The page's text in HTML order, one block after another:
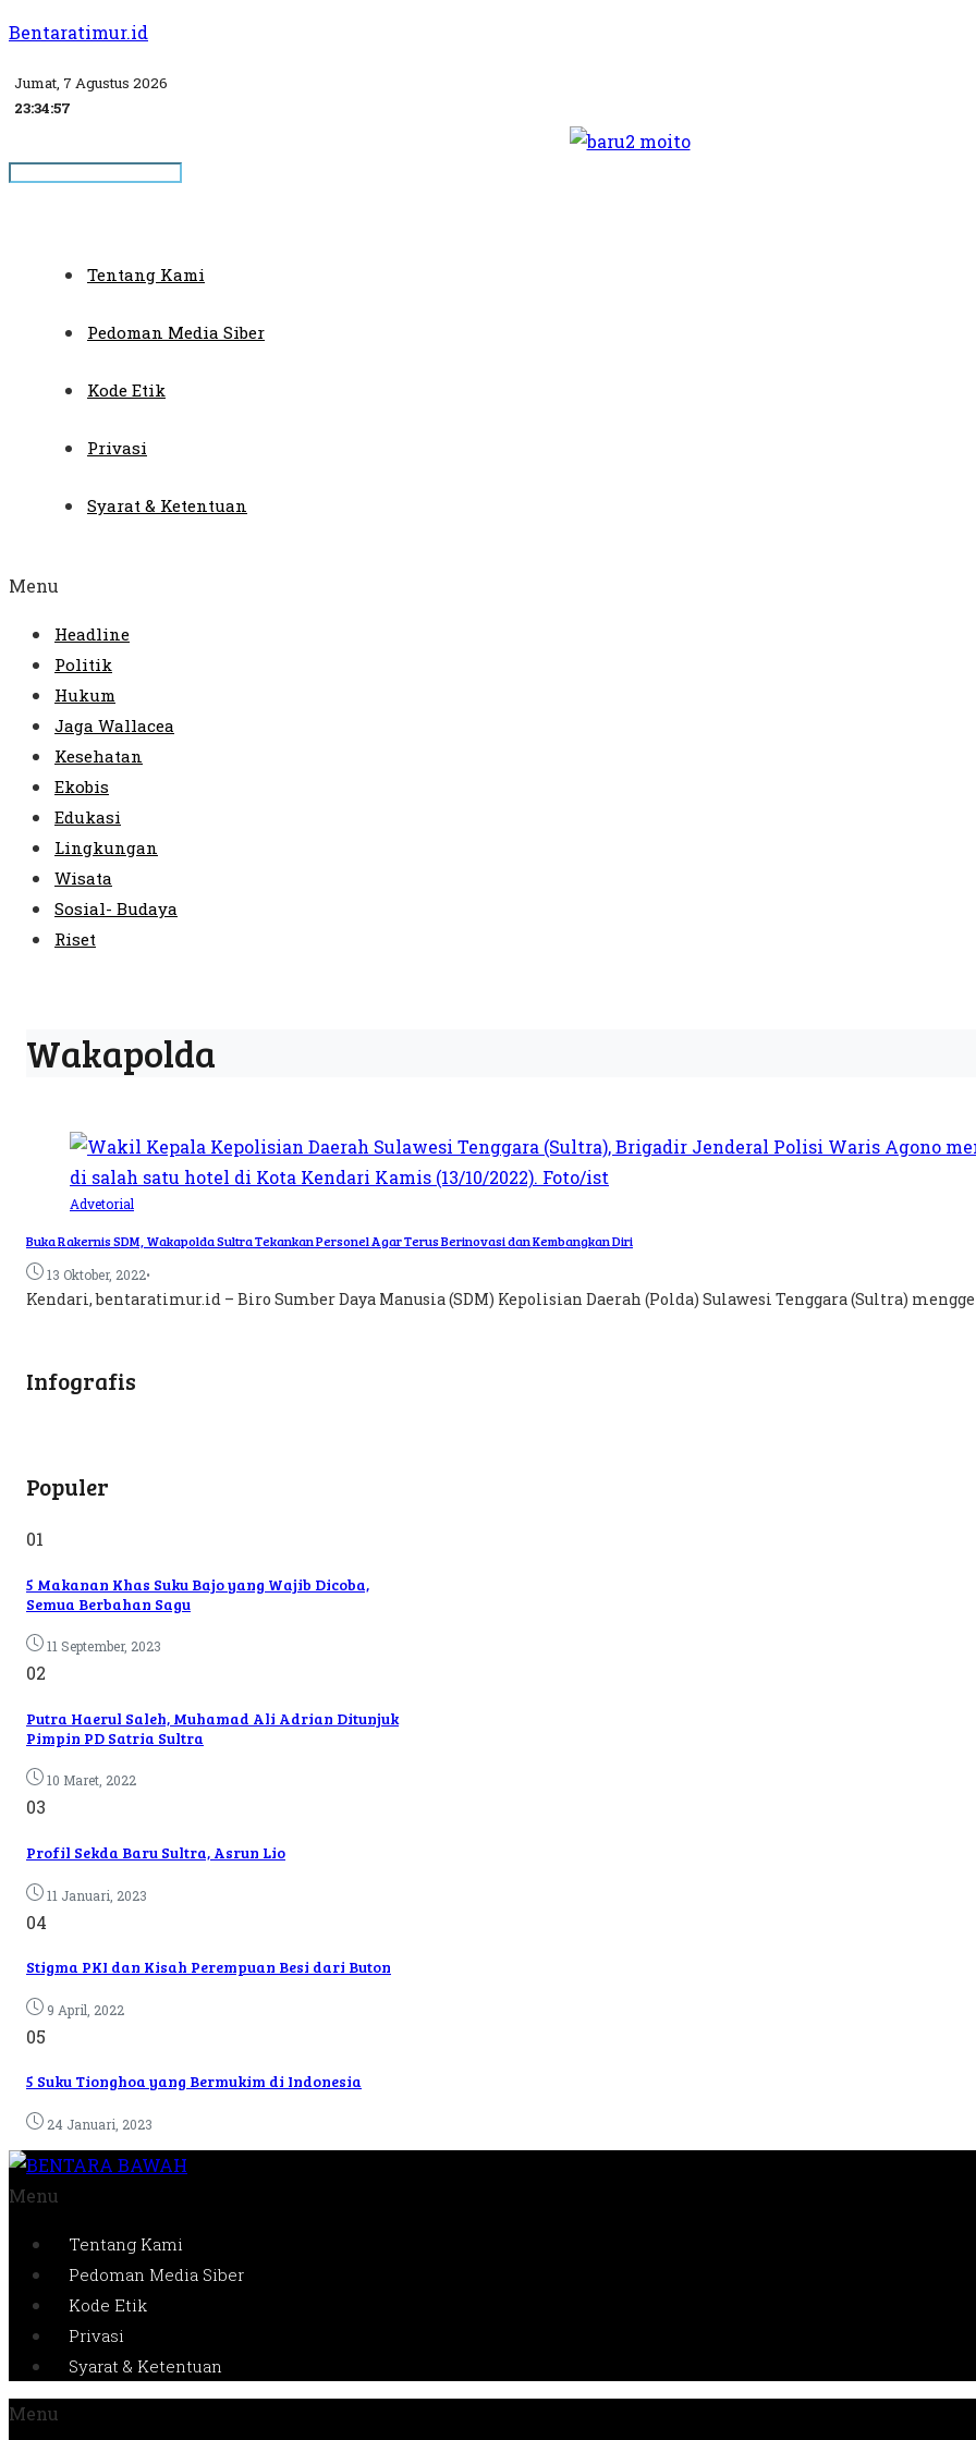
Bentaratimur.id
Jumat, 7 Agustus 2026
23:34:58
Tentang Kami
Pedoman Media Siber
Kode Etik
Privasi
Syarat & Ketentuan
Menu
Headline
Politik
Hukum
Jaga Wallacea
Kesehatan
Ekobis
Edukasi
Lingkungan
Wisata
Sosial- Budaya
Riset
Wakapolda
Advetorial
Buka Rakernis SDM, Wakapolda Sultra Tekankan Personel Agar Terus Berinovasi dan Kembangkan Diri
13 Oktober, 2022•
Kendari, bentaratimur.id – Biro Sumber Daya Manusia (SDM) Kepolisian Daerah (Polda) Sulawesi Tenggara (Sultra)
Infografis
Populer
01
5 Makanan Khas Suku Bajo yang Wajib Dicoba,
Semua Berbahan Sagu
11 September, 2023
02
Putra Haerul Saleh, Muhamad Ali Adrian Ditunjuk
Pimpin PD Satria Sultra
10 Maret, 2022
03
Profil Sekda Baru Sultra, Asrun Lio
11 Januari, 2023
04
Stigma PKI dan Kisah Perempuan Besi dari Buton
9 April, 2022
05
5 Suku Tionghoa yang Bermukim di Indonesia
24 Januari, 2023
Menu
Tentang Kami
Pedoman Media Siber
Kode Etik
Privasi
Syarat & Ketentuan
Menu